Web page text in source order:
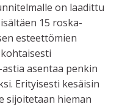
on laadittu
15 roska-
esteettömien
asentaa penkin
Erityisesti kesäisin
sijoitetaan hieman